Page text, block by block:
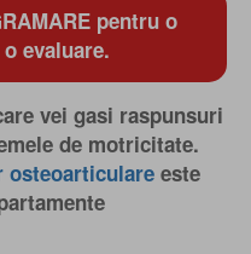
pentru o
evaluare.
vei gasi raspunsuri
de motricitate.
osteoarticulare este